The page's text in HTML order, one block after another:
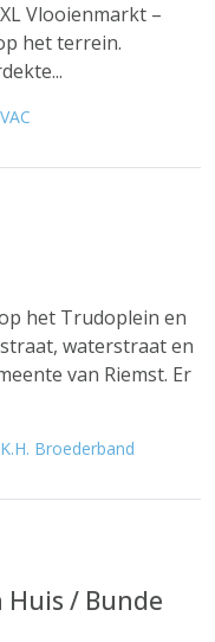
Vlooienmarkt –
het terrein.
VAC
het Trudoplein en
waterstraat en
van Riemst. Er
K.H. Broederband
Huis / Bunde